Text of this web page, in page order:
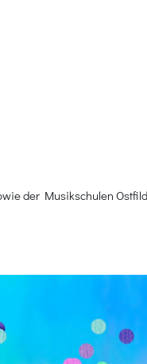
der Musikschulen